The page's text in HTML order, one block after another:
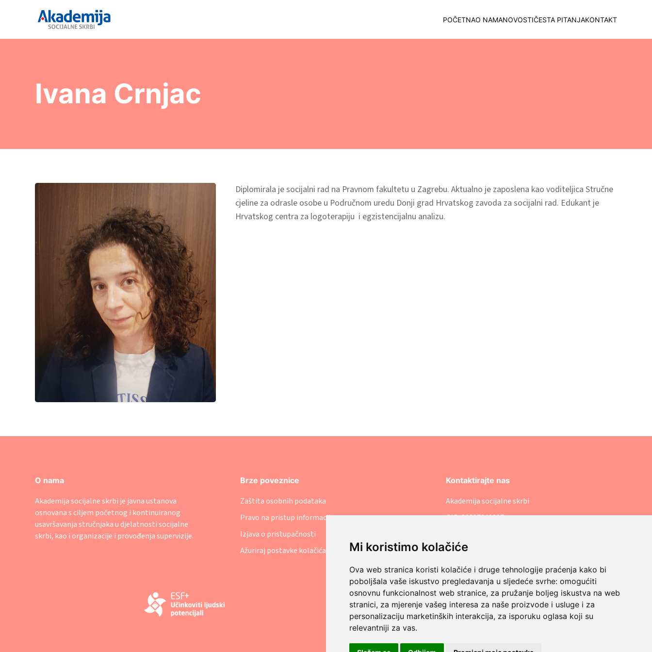
Mi koristimo kolačiće
Ova web stranica koristi kolačiće i druge tehnologije praćenja kako bi
poboljšala vaše iskustvo pregledavanja u sljedeće svrhe: omogućiti
osnovnu funkcionalnost web stranice, za pružanje boljeg iskustva na web
stranici, za mjerenje vašeg interesa za naše proizvode i usluge i za
personalizaciju marketinških interakcija, za isporuku oglasa koji su
relevantniji za vas.
POČETNAO NAMANOVOSTIČESTA PITANJAKONTAKT
Ivana Crnjac
Diplomirala je socijalni rad na Pravnom fakultetu u Zagrebu. Aktualno je zaposlena kao voditeljica Stručne
cjeline za odrasle osobe u Područnom uredu Donji grad Hrvatskog zavoda za socijalni rad. Edukant je
Hrvatskog centra za logoterapiju i egzistencijalnu analizu.
O nama
Akademija socijalne skrbi je javna ustanova
osnovana s ciljem početnog i kontinuiranog
usavršavanja stručnjaka u djelatnosti socijalne
skrbi, kao i organizacije i provođenja supervizije.
Brze poveznice
Zaštita osobnih podataka
Pravo na pristup informacijama
Izjava o pristupačnosti
Ažuriraj postavke kolačića
Kontaktirajte nas
Akademija socijalne skrbi
OIB: 86317641207
+385 (1) 8888 542
Savska cesta 106, 10000 Zagreb